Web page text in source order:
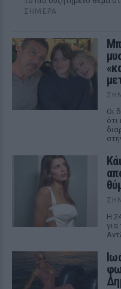
ΣΉΜΕΡΑ
Οι
Η